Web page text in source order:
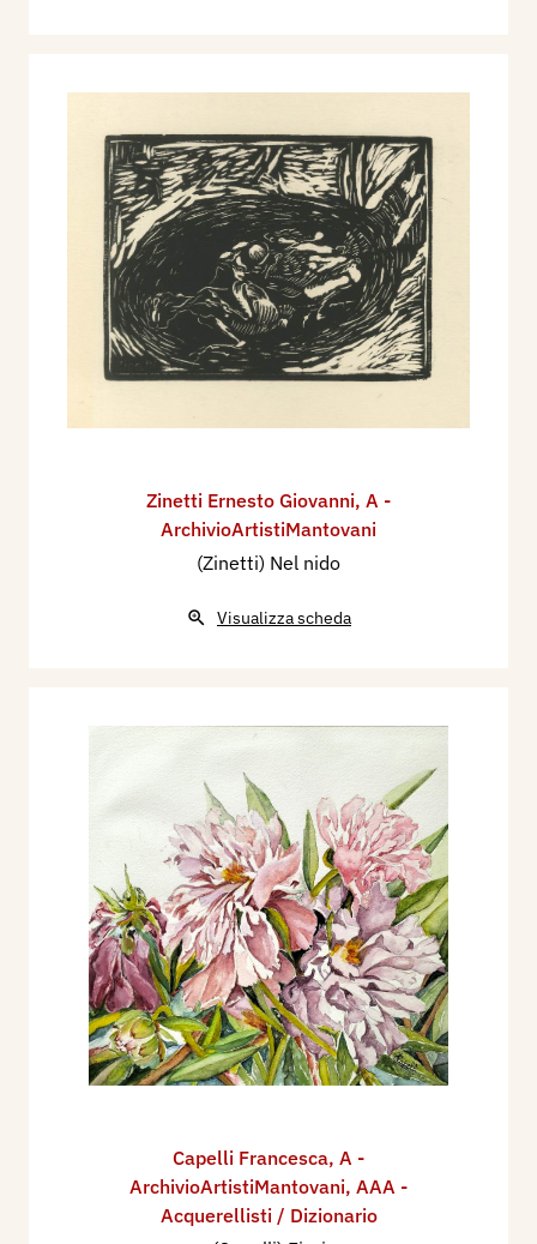
Zinetti Ernesto Giovanni, A -
ArchivioArtistiMantovani
(Zinetti) Nel nido
Visualizza scheda
Capelli Francesca, A -
ArchivioArtistiMantovani, AAA -
Acquerellisti / Dizionario